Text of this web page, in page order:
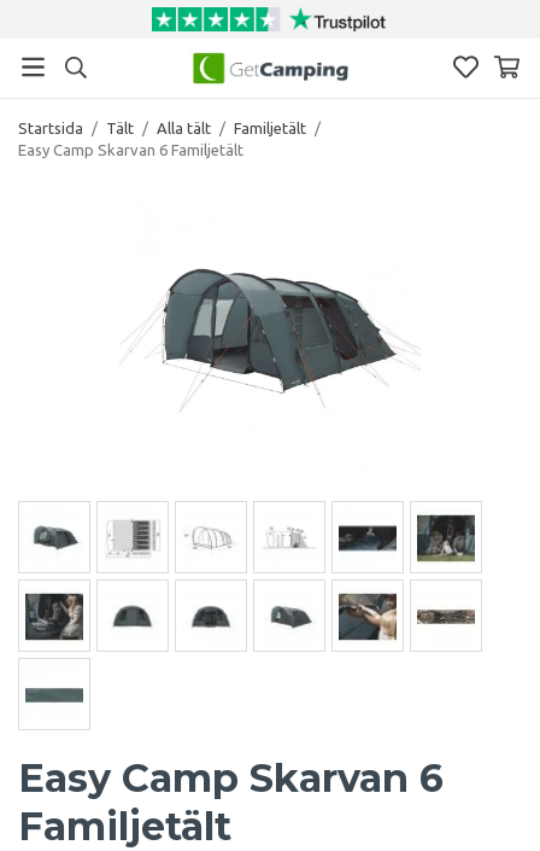
Startsida / Tält / Alla tält / Familjetält /
Easy Camp Skarvan 6 Familjetält
Easy Camp Skarvan 6
Familjetält